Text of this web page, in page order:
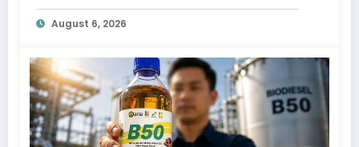
August 6, 2026